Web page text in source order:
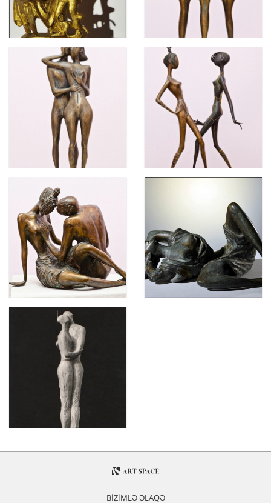
BİZİMLƏ ƏLAQƏ